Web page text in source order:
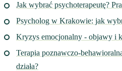
Jak wybrać psychoterapeutę?
Psycholog w Krakowie: jak
Kryzys emocjonalny - objawy i
Terapia poznawczo-
działa?